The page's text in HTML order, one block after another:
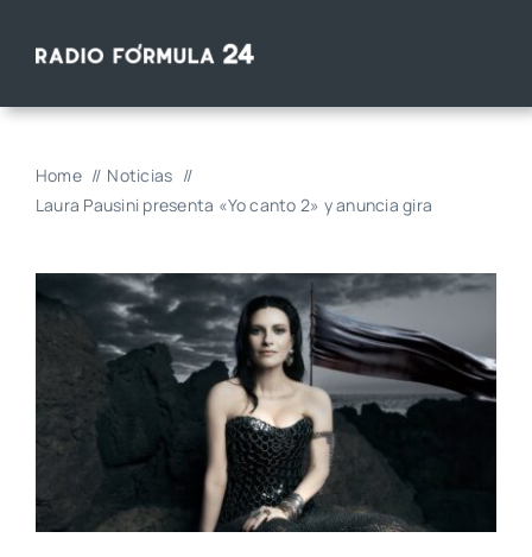
Home
Noticias
Laura Pausini presenta «Yo canto 2» y anuncia gira